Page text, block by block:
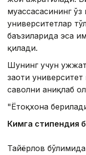
муассасасининг
университетлар
баъзиларида эса
қилади.
Шунинг учун
заҳоти
саволни аниқлаб
"Ётоқхона
Кимга стипендия
Тайёрлов бўлимида